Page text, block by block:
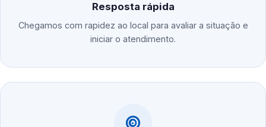
Resposta rápida
Chegamos com rapidez ao local para avaliar a situação e
iniciar o atendimento.